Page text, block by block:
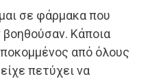
σε φάρμακα που
Κάποια
από όλους
πετύχει να